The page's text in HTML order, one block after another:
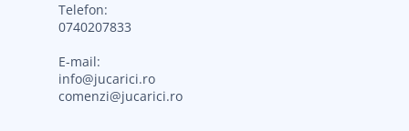
Telefon:
0740207833
E-mail:
info@jucarici.ro
comenzi@jucarici.ro